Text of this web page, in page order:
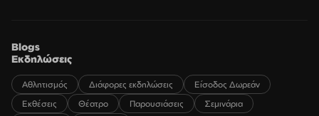
Blogs
Εκδηλώσεις
Αθλητισμός Διάφορες εκδηλώσεις
Είσοδος Δωρεάν
Εκθέσεις
Θέατρο Παρουσιάσεις
Σεμινάρια